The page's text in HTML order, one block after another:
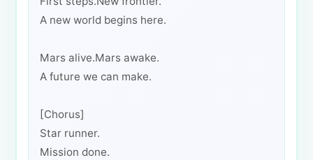
A new world begins here.
Mars alive.Mars awake.
A future we can make.
[Chorus]
Star runner.
Mission done.